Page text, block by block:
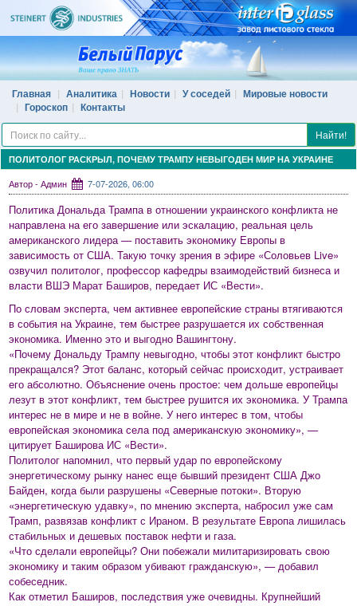
Главная Аналитика Новости У соседей
Мировые новости
Гороскоп
Контакты
Найти!
ПОЛИТОЛОГ РАСКРЫЛ, ПОЧЕМУ ТРАМПУ НЕВЫГОДЕН МИР НА УКРАИНЕ
Автор - Админ 7-07-2026, 06:00
Политика Дональда Трампа в отношении украинского конфликта не
направлена на его завершение или эскалацию, реальная цель
американского лидера — поставить экономику Европы в
зависимость от США. Такую точку зрения в эфире «Соловьев Live»
озвучил политолог, профессор кафедры взаимодействий бизнеса и
власти ВШЭ Марат Баширов, передает ИС «Вести».
По словам эксперта, чем активнее европейские страны втягиваются
в события на Украине, тем быстрее разрушается их собственная
экономика. Именно это и выгодно Вашингтону.
«Почему Дональду Трампу невыгодно, чтобы этот конфликт быстро
прекращался? Этот баланс, который сейчас происходит, устраивает
его абсолютно. Объяснение очень простое: чем дольше европейцы
лезут в этот конфликт, тем быстрее рушится их экономика. У Трампа
интерес не в мире и не в войне. У него интерес в том, чтобы
европейская экономика села под американскую экономику», —
цитирует Баширова ИС «Вести».
Политолог напомнил, что первый удар по европейскому
энергетическому рынку нанес еще бывший президент США Джо
Байден, когда были разрушены «Северные потоки». Вторую
«энергетическую удавку», по мнению эксперта, набросил уже сам
Трамп, развязав конфликт с Ираном. В результате Европа лишилась
стабильных и дешевых поставок нефти и газа.
«Что сделали европейцы? Они побежали милитаризировать свою
экономику и таким образом убивают гражданскую», — добавил
собеседник.
Как отметил Баширов, последствия уже очевидны. Крупнейший